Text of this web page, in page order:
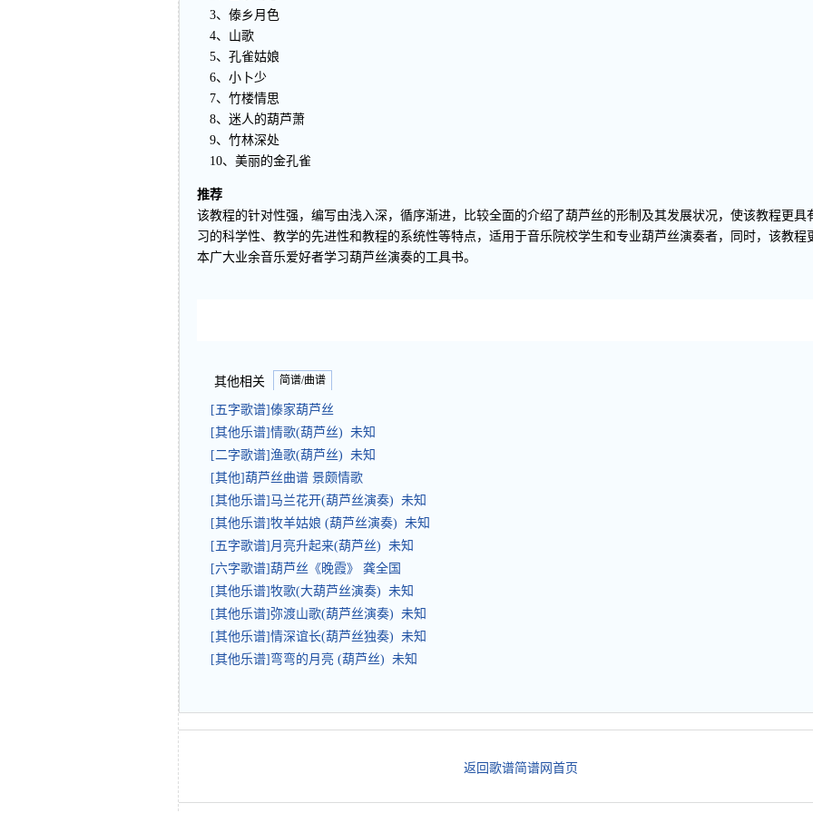
3、傣乡月色
4、山歌
5、孔雀姑娘
6、小卜少
7、竹楼情思
8、迷人的葫芦萧
9、竹林深处
10、美丽的金孔雀
推荐
该教程的针对性强，编写由浅入深，循序渐进，比较全面的介绍了葫芦丝的形制及其发展状况，使该教程更具
习的科学性、教学的先进性和教程的系统性等特点，适用于音乐院校学生和专业葫芦丝演奏者，同时，该教程
本广大业余音乐爱好者学习葫芦丝演奏的工具书。
其他相关 简谱/曲谱
[五字歌谱]傣家葫芦丝
[其他乐谱]情歌(葫芦丝) 未知
[二字歌谱]渔歌(葫芦丝) 未知
[其他]葫芦丝曲谱 景颇情歌
[其他乐谱]马兰花开(葫芦丝演奏) 未知
[其他乐谱]牧羊姑娘 (葫芦丝演奏) 未知
[五字歌谱]月亮升起来(葫芦丝) 未知
[六字歌谱]葫芦丝《晚霞》 龚全国
[其他乐谱]牧歌(大葫芦丝演奏) 未知
[其他乐谱]弥渡山歌(葫芦丝演奏) 未知
[其他乐谱]情深谊长(葫芦丝独奏) 未知
[其他乐谱]弯弯的月亮 (葫芦丝) 未知
返回歌谱简谱网首页